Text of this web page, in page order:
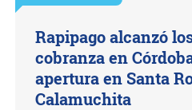
Rapipago alcanzó
cobranza en
apertura en Santa
Calamuchita